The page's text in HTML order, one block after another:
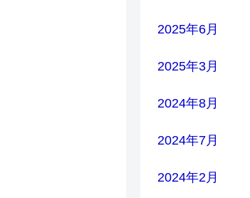
2025年6月
2025年3月
2024年8月
2024年7月
2024年2月